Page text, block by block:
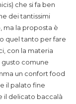
che si fa ben
dei tantissimi
ma la proposta è
quel tanto per fare
con la materia
gusto comune
un confort food
il palato fine
il delicato baccalà